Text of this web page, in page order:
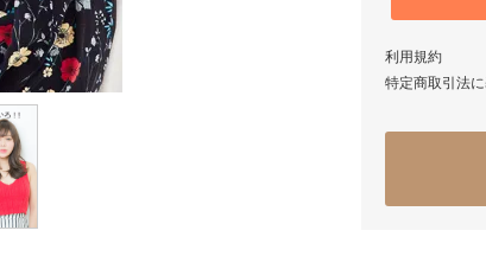
利用規約
特定商取引法